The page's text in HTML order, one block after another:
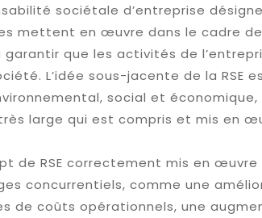
sociétale d’entreprise
mettent en œuvre dans le cadre de
garantir que les activités de
L’idée sous-jacente de la RSE
social et économique,
large qui est compris et mis en
de RSE correctement mis en
concurrentiels, comme une
de coûts opérationnels, une